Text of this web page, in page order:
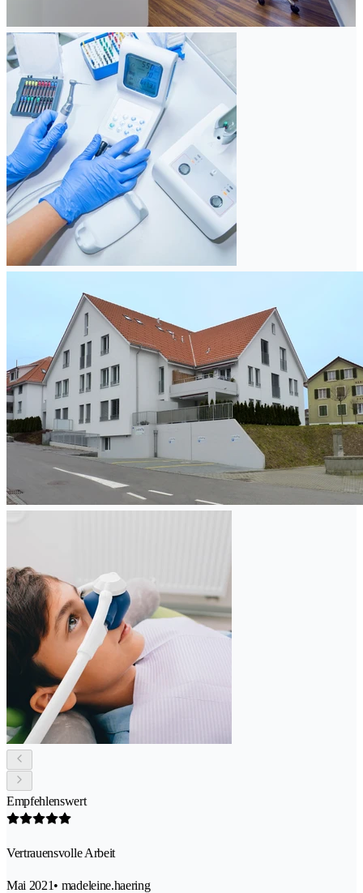
Empfehlenswert
Vertrauensvolle Arbeit
Mai 2021• madeleine.haering